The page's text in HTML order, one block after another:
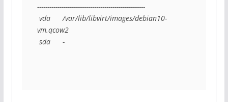
-----------------------------------------------------
vm.qcow2
sda      -